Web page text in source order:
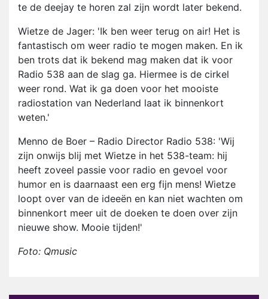
te de deejay te horen zal zijn wordt later bekend.
Wietze de Jager: 'Ik ben weer terug on air! Het is
fantastisch om weer radio te mogen maken. En ik
ben trots dat ik bekend mag maken dat ik voor
Radio 538 aan de slag ga. Hiermee is de cirkel
weer rond. Wat ik ga doen voor het mooiste
radiostation van Nederland laat ik binnenkort
weten.'
Menno de Boer – Radio Director Radio 538: 'Wij
zijn onwijs blij met Wietze in het 538-team: hij
heeft zoveel passie voor radio en gevoel voor
humor en is daarnaast een erg fijn mens! Wietze
loopt over van de ideeën en kan niet wachten om
binnenkort meer uit de doeken te doen over zijn
nieuwe show. Mooie tijden!'
Foto: Qmusic